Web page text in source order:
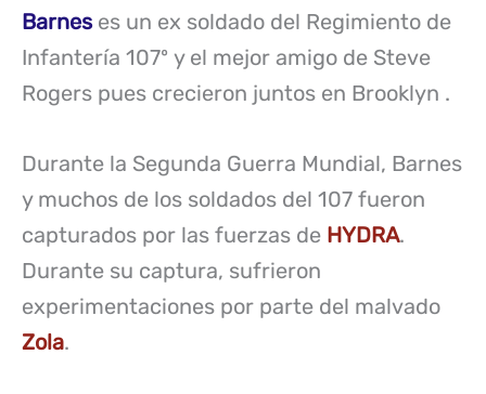
Barneses un ex soldado del Regimiento de
Infantería 107º y el mejor amigo de Steve
Rogers pues crecieron juntos en Brooklyn .
Durante la Segunda Guerra Mundial, Barnes
y muchos de los soldados del 107 fueron
capturados por las fuerzas de HYDRA.
Durante su captura, sufrieron
experimentaciones por parte del malvado
Zola.